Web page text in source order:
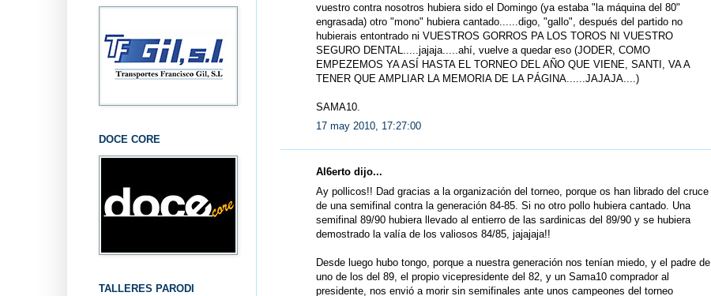
vuestro contra nosotros hubiera sido el Domingo (ya estaba "la máquina del 80"
engrasada) otro "mono" hubiera cantado......digo, "gallo", después del partido no
hubierais entontrado ni VUESTROS GORROS PA LOS TOROS NI VUESTRO
SEGURO DENTAL.....jajaja.....ahí, vuelve a quedar eso (JODER, COMO
EMPEZEMOS YA ASÍ HASTA EL TORNEO DEL AÑO QUE VIENE, SANTI, VA A
TENER QUE AMPLIAR LA MEMORIA DE LA PÁGINA......JAJAJA....)
SAMA10.
17 may 2010, 17:27:00
Al6erto dijo...
Ay pollicos!! Dad gracias a la organización del torneo, porque os han librado del cruce
de una semifinal contra la generación 84-85. Si no otro pollo hubiera cantado. Una
semifinal 89/90 hubiera llevado al entierro de las sardinicas del 89/90 y se hubiera
demostrado la valía de los valiosos 84/85, jajajaja!!
Desde luego hubo tongo, porque a nuestra generación nos tenían miedo, y el padre de
uno de los del 89, el propio vicepresidente del 82, y un Sama10 comprador al
presidente, nos envió a morir sin semifinales ante unos campeones del torneo
DOCE CORE
TALLERES PARODI